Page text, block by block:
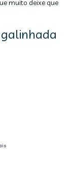
muito deixe que